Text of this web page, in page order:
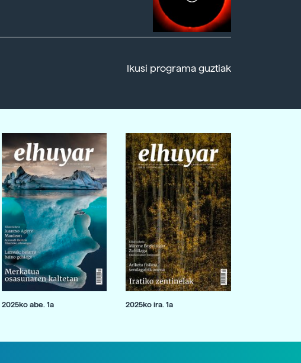
Ikusi programa guztiak
2025ko abe. 1a 2025ko ira. 1a